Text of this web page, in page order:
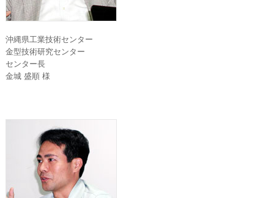
沖縄県工業技術センター
金型技術研究センター
センター長
金城 盛順 様